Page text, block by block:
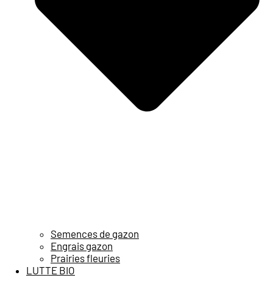
Semences de gazon
Engrais gazon
Prairies fleuries
LUTTE BIO